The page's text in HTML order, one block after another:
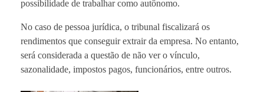
possibilidade de trabalhar como autônomo.
No caso de pessoa jurídica, o tribunal fiscalizará os
rendimentos que conseguir extrair da empresa. No entanto,
será considerada a questão de não ver o vínculo,
sazonalidade, impostos pagos, funcionários, entre outros.